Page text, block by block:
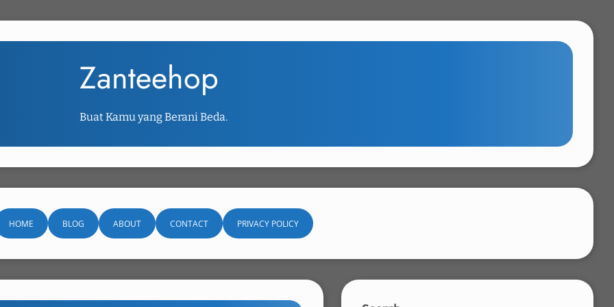
Zanteehop
Buat Kamu yang Berani Beda.
HOME BLOG ABOUT CONTACT PRIVACY POLICY